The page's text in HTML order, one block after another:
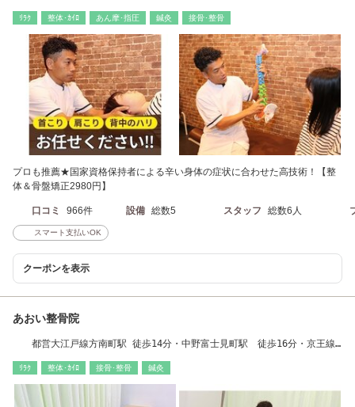
ﾘﾗｸ 整体･ｶｲﾛ あん摩･指圧 鍼灸 接骨･整骨
プロも推薦★国家資格保持者による辛い身体の症状に合わせた高技術！【整
体＆骨盤矯正2980円】
口コミ 966件 設備 総数5 スタッフ 総数6人
スマート支払いOK
クーポンを表示
あおい整骨院
都営大江戸線方南町駅 徒歩14分・中野富士見町駅 徒歩16分・京王線
ﾘﾗｸ 整体･ｶｲﾛ 接骨･整骨 鍼灸